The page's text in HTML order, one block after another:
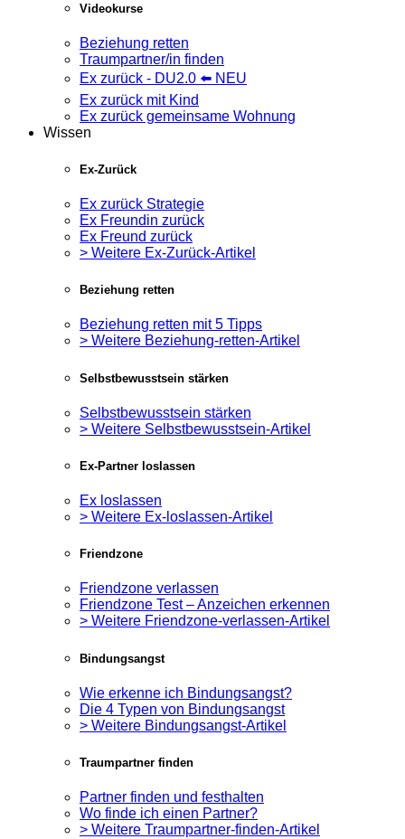
Videokurse
Beziehung retten
Traumpartner/in finden
Ex zurück - DU2.0 ⬅️ NEU
Ex zurück mit Kind
Ex zurück gemeinsame Wohnung
Wissen
Ex-Zurück
Ex zurück Strategie
Ex Freundin zurück
Ex Freund zurück
> Weitere Ex-Zurück-Artikel
Beziehung retten
Beziehung retten mit 5 Tipps
> Weitere Beziehung-retten-Artikel
Selbstbewusstsein stärken
Selbstbewusstsein stärken
> Weitere Selbstbewusstsein-Artikel
Ex-Partner loslassen
Ex loslassen
> Weitere Ex-loslassen-Artikel
Friendzone
Friendzone verlassen
Friendzone Test – Anzeichen erkennen
> Weitere Friendzone-verlassen-Artikel
Bindungsangst
Wie erkenne ich Bindungsangst?
Die 4 Typen von Bindungsangst
> Weitere Bindungsangst-Artikel
Traumpartner finden
Partner finden und festhalten
Wo finde ich einen Partner?
> Weitere Traumpartner-finden-Artikel